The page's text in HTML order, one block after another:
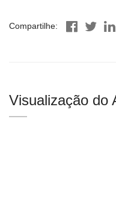
Compartilhe:
Visualização do